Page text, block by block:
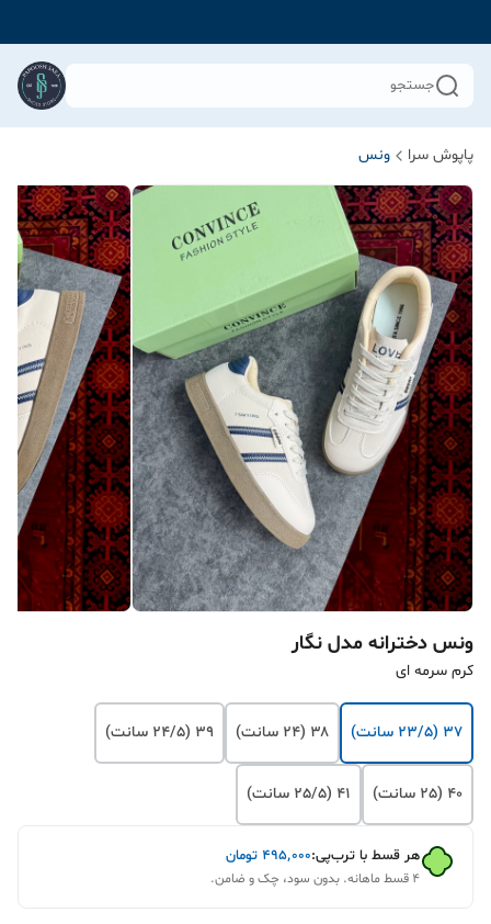
جستجو
پاپوش سرا ونس
ونس دخترانه مدل نگار
کرم سرمه ای
۳۷ (23/5 سانت) ۳۸ (24 سانت) ۳۹ (24/5 سانت)
۴۰ (25 سانت) ۴۱ (25/5 سانت)
هر قسط با ترب‌پی:۴۹۵٬۰۰۰ تومان
۴ قسط ماهانه. بدون سود، چک و ضامن.